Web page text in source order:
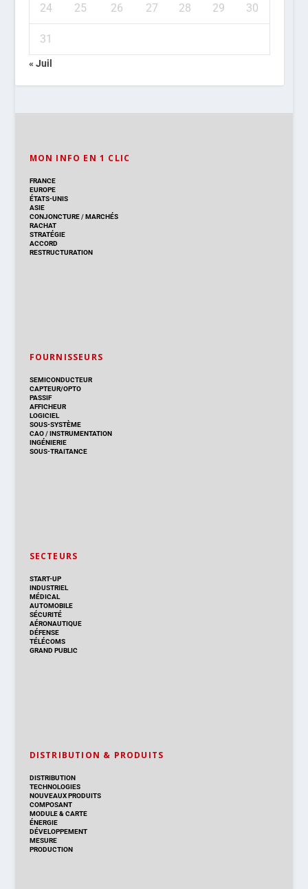
24 25 26 27 28 29 30
31
« Juil
MON INFO EN 1 CLIC
FRANCE
EUROPE
ÉTATS-UNIS
ASIE
CONJONCTURE/MARCHÉS
RACHAT
STRATÉGIE
ACCORD
RESTRUCTURATION
FOURNISSEURS
SEMICONDUCTEUR
CAPTEUR/OPTO
PASSIF
AFFICHEUR
LOGICIEL
SOUS-SYSTÈME
CAO/INSTRUMENTATION
INGÉNIERIE
SOUS-TRAITANCE
SECTEURS
START-UP
INDUSTRIEL
MÉDICAL
AUTOMOBILE
SÉCURITÉ
AÉRONAUTIQUE
DÉFENSE
TÉLÉCOMS
GRAND PUBLIC
DISTRIBUTION & PRODUITS
DISTRIBUTION
TECHNOLOGIES
NOUVEAUX PRODUITS
COMPOSANT
MODULE & CARTE
ÉNERGIE
DÉVELOPPEMENT
MESURE
PRODUCTION